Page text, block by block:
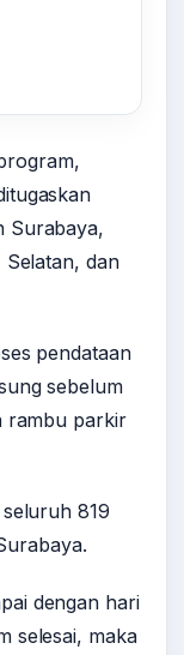
Surabaya,
dan
pendataan
sebelum
rambu parkir
819
dengan hari
selesai, maka